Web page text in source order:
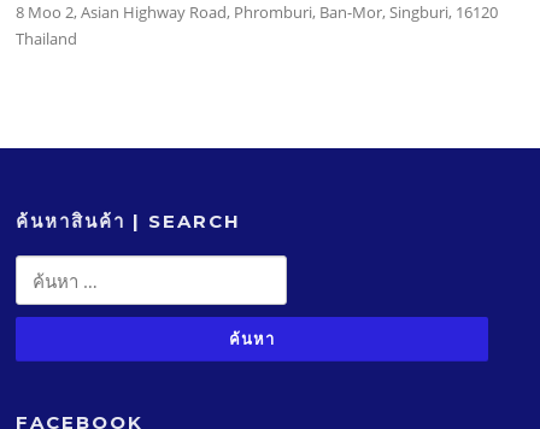
8 Moo 2, Asian Highway Road, Phromburi, Ban-Mor, Singburi, 16120
Thailand
ค้นหาสินค้า | SEARCH
ค้นหา
สำหรับ:
FACEBOOK